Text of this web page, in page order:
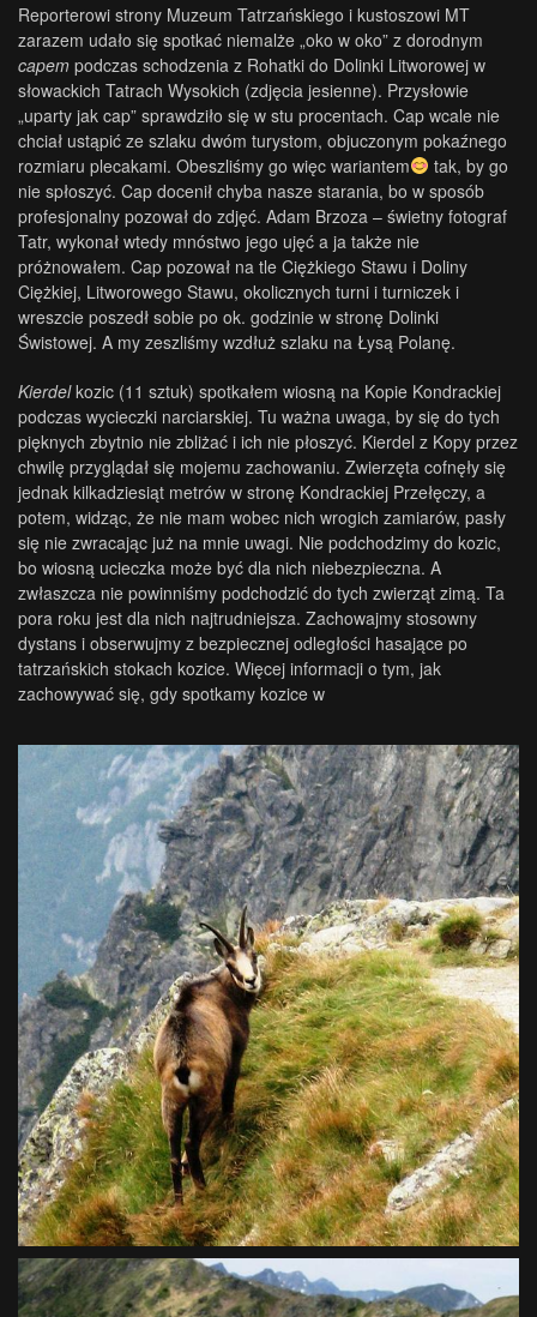
Reporterowi strony Muzeum Tatrzańskiego i kustoszowi MT
zarazem udało się spotkać niemalże „oko w oko” z dorodnym
capem podczas schodzenia z Rohatki do Dolinki Litworowej w
słowackich Tatrach Wysokich (zdjęcia jesienne). Przysłowie
„uparty jak cap” sprawdziło się w stu procentach. Cap wcale nie
chciał ustąpić ze szlaku dwóm turystom, objuczonym pokaźnego
rozmiaru plecakami. Obeszliśmy go więc wariantem
tak, by go
nie spłoszyć. Cap docenił chyba nasze starania, bo w sposób
profesjonalny pozował do zdjęć. Adam Brzoza – świetny fotograf
Tatr, wykonał wtedy mnóstwo jego ujęć a ja także nie
próżnowałem. Cap pozował na tle Ciężkiego Stawu i Doliny
Ciężkiej, Litworowego Stawu, okolicznych turni i turniczek i
wreszcie poszedł sobie po ok. godzinie w stronę Dolinki
Świstowej. A my zeszliśmy wzdłuż szlaku na Łysą Polanę.
Kierdelkozic (11 sztuk) spotkałem wiosną na Kopie Kondrackiej
podczas wycieczki narciarskiej. Tu ważna uwaga, by się do tych
pięknych zbytnio nie zbliżać i ich nie płoszyć. Kierdel z Kopy przez
chwilę przyglądał się mojemu zachowaniu. Zwierzęta cofnęły się
jednak kilkadziesiąt metrów w stronę Kondrackiej Przełęczy, a
potem, widząc, że nie mam wobec nich wrogich zamiarów, pasły
się nie zwracając już na mnie uwagi. Nie podchodzimy do kozic,
bo wiosną ucieczka może być dla nich niebezpieczna. A
zwłaszcza nie powinniśmy podchodzić do tych zwierząt zimą. Ta
pora roku jest dla nich najtrudniejsza. Zachowajmy stosowny
dystans i obserwujmy z bezpiecznej odległości hasające po
tatrzańskich stokach kozice. Więcej informacji o tym, jak
zachowywać się, gdy spotkamy kozice w